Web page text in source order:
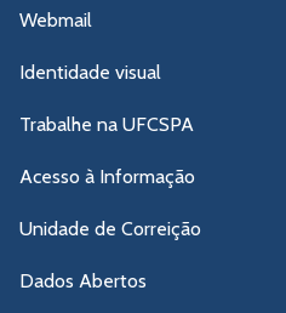
Webmail
Identidade visual
Trabalhe na UFCSPA
Acesso à Informação
Unidade de Correição
Dados Abertos